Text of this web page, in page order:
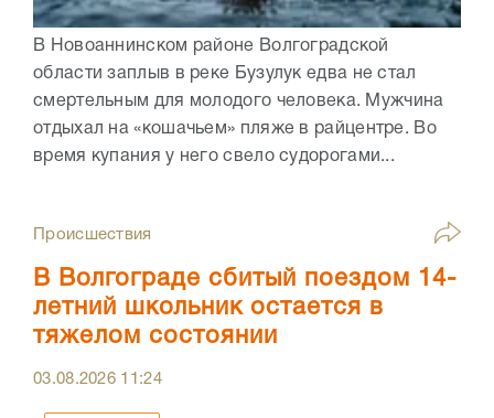
В Новоаннинском районе Волгоградской
области заплыв в реке Бузулук едва не стал
смертельным для молодого человека. Мужчина
отдыхал на «кошачьем» пляже в райцентре. Во
время купания у него свело судорогами...
Происшествия
В Волгограде сбитый поездом 14-
летний школьник остается в
тяжелом состоянии
03.08.2026 11:24